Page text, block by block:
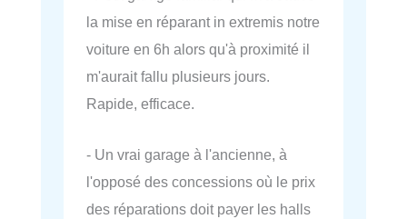
la mise en réparant in extremis notre
voiture en 6h alors qu'à proximité il
m'aurait fallu plusieurs jours.
Rapide, efficace.
- Un vrai garage à l'ancienne, à
l'opposé des concessions où le prix
des réparations doit payer les halls